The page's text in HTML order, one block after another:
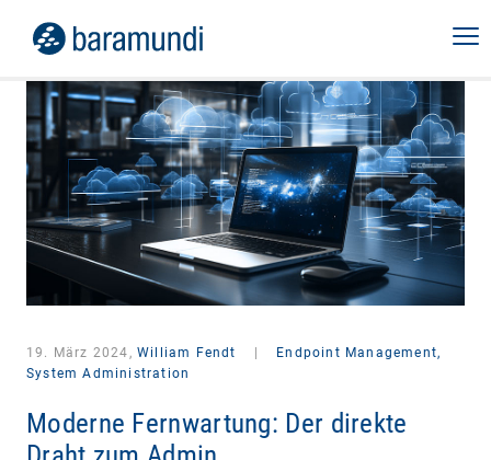
19. März 2024, William Fendt
Endpoint Management,
System Administration
Moderne Fernwartung: Der direkte